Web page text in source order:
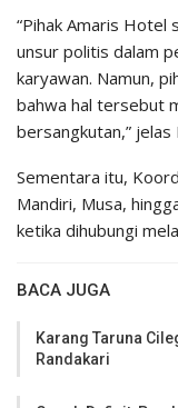
“Pihak Amaris Hotel
unsur politis dalam
karyawan. Namun,
bahwa hal tersebut
bersangkutan,” jelas
Sementara itu,
Mandiri, Musa,
ketika dihubungi
BACA JUGA
Karang Taruna
Randakari